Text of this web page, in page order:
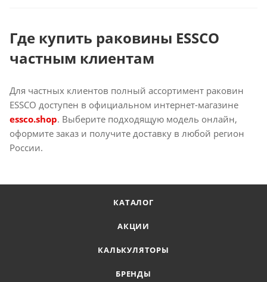
Где купить раковины ESSCO
частным клиентам
Для частных клиентов полный ассортимент раковин
ESSCO доступен в официальном интернет-магазине
essco.shop. Выберите подходящую модель онлайн,
оформите заказ и получите доставку в любой регион
России.
КАТАЛОГ
АКЦИИ
КАЛЬКУЛЯТОРЫ
БРЕНДЫ